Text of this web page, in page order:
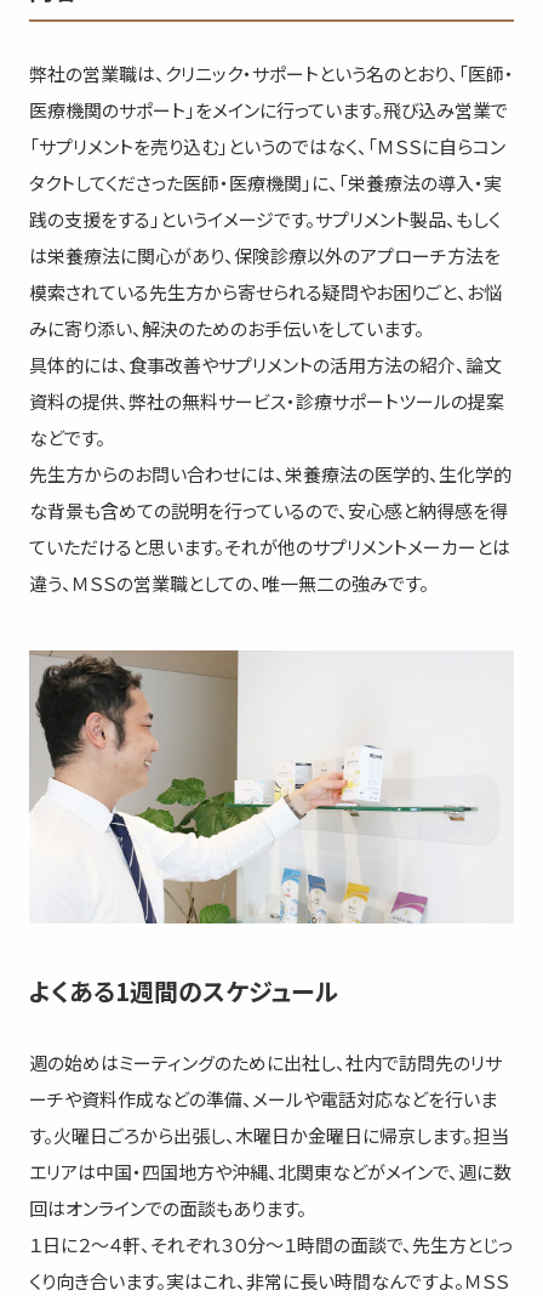
弊社の営業職は、クリニック・サポートという名のとおり、「医師・
医療機関のサポート」をメインに行っています。飛び込み営業で
「サプリメントを売り込む」というのではなく、「ＭＳＳに自らコン
タクトしてくださった医師・医療機関」に、「栄養療法の導入・実
践の支援をする」というイメージです。サプリメント製品、もしく
は栄養療法に関心があり、保険診療以外のアプローチ方法を
模索されている先生方から寄せられる疑問やお困りごと、お悩
みに寄り添い、解決のためのお手伝いをしています。
具体的には、食事改善やサプリメントの活用方法の紹介、論文
資料の提供、弊社の無料サービス・診療サポートツールの提案
などです。
先生方からのお問い合わせには、栄養療法の医学的、生化学的
な背景も含めての説明を行っているので、安心感と納得感を得
ていただけると思います。それが他のサプリメントメーカーとは
違う、ＭＳＳの営業職としての、唯一無二の強みです。
よくある1週間のスケジュール
週の始めはミーティングのために出社し、社内で訪問先のリサ
ーチや資料作成などの準備、メールや電話対応などを行いま
す。火曜日ごろから出張し、木曜日か金曜日に帰京します。担当
エリアは中国・四国地方や沖縄、北関東などがメインで、週に数
回はオンラインでの面談もあります。
１日に２～４軒、それぞれ３０分～１時間の面談で、先生方とじっ
くり向き合います。実はこれ、非常に長い時間なんですよ。ＭＳＳ